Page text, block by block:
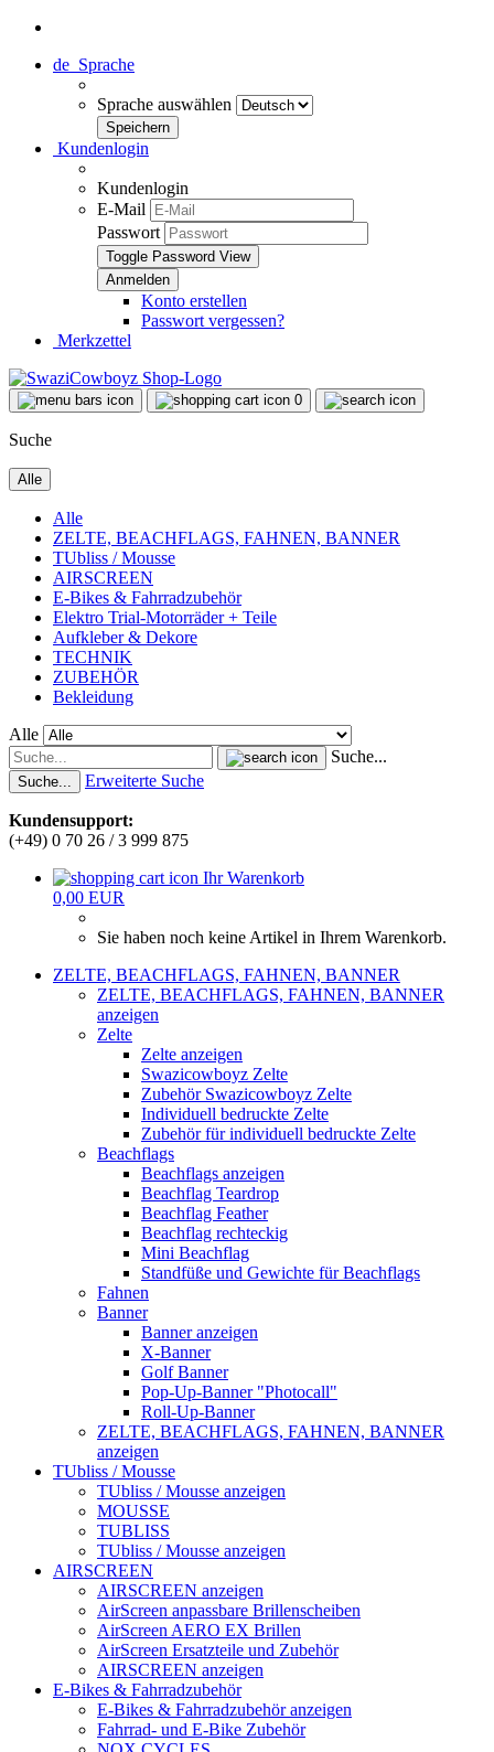
de Sprache
Sprache auswählen
Kundenlogin
Kundenlogin
E-Mail
Passwort
Toggle Password View
Konto erstellen
Passwort vergessen?
Merkzettel
0
Suche
Alle
Alle
ZELTE, BEACHFLAGS, FAHNEN, BANNER
TUbliss / Mousse
AIRSCREEN
E-Bikes & Fahrradzubehör
Elektro Trial-Motorräder + Teile
Aufkleber & Dekore
TECHNIK
ZUBEHÖR
Bekleidung
Alle
Suche...
Suche... Erweiterte Suche
Kundensupport:
(+49) 0 70 26 / 3 999 875
Ihr Warenkorb
0,00 EUR
Sie haben noch keine Artikel in Ihrem Warenkorb.
ZELTE, BEACHFLAGS, FAHNEN, BANNER
ZELTE, BEACHFLAGS, FAHNEN, BANNER
anzeigen
Zelte
Zelte anzeigen
Swazicowboyz Zelte
Zubehör Swazicowboyz Zelte
Individuell bedruckte Zelte
Zubehör für individuell bedruckte Zelte
Beachflags
Beachflags anzeigen
Beachflag Teardrop
Beachflag Feather
Beachflag rechteckig
Mini Beachflag
Standfüße und Gewichte für Beachflags
Fahnen
Banner
Banner anzeigen
X-Banner
Golf Banner
Pop-Up-Banner "Photocall"
Roll-Up-Banner
ZELTE, BEACHFLAGS, FAHNEN, BANNER
anzeigen
TUbliss / Mousse
TUbliss / Mousse anzeigen
MOUSSE
TUBLISS
TUbliss / Mousse anzeigen
AIRSCREEN
AIRSCREEN anzeigen
AirScreen anpassbare Brillenscheiben
AirScreen AERO EX Brillen
AirScreen Ersatzteile und Zubehör
AIRSCREEN anzeigen
E-Bikes & Fahrradzubehör
E-Bikes & Fahrradzubehör anzeigen
Fahrrad- und E-Bike Zubehör